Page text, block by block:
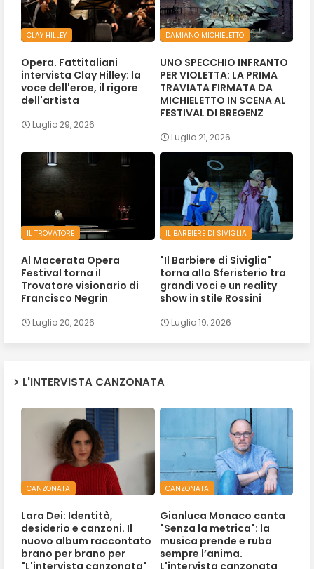
CLAY HILLEY
Opera. Fattitaliani
intervista Clay Hilley: la
voce dell'eroe, il rigore
dell'artista
Luglio 29, 2026
DAMIANO MICHIELETTO
UNO SPECCHIO INFRANTO
PER VIOLETTA: LA PRIMA
TRAVIATA FIRMATA DA
MICHIELETTO IN SCENA AL
FESTIVAL DI BREGENZ
Luglio 21, 2026
IL TROVATORE
Al Macerata Opera
Festival torna il
Trovatore visionario di
Francisco Negrin
Luglio 20, 2026
IL BARBIERE DI SIVIGLIA
"Il Barbiere di Siviglia"
torna allo Sferisterio tra
grandi voci e un reality
show in stile Rossini
Luglio 19, 2026
L'INTERVISTA CANZONATA
CANZONATA
Lara Dei: Identità,
desiderio e canzoni. Il
nuovo album raccontato
brano per brano per
CANZONATA
Gianluca Monaco canta
"Senza la metrica": la
musica prende e ruba
sempre l’anima.